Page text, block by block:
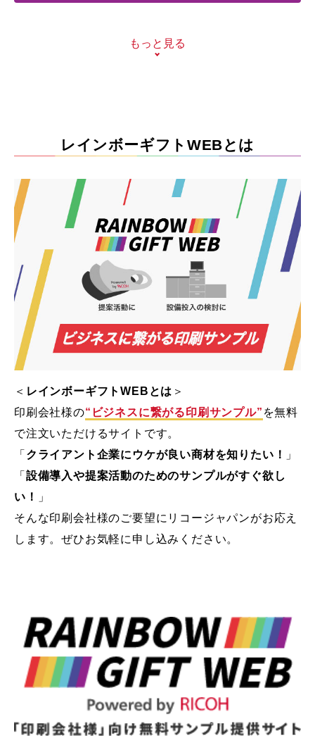
もっと見る
レインボーギフトWEBとは
＜ レインボーギフトWEBとは ＞
印刷会社様の“ビジネスに繋がる印刷サンプル” を無料
で注文いただけるサイトです。
「 クライアント企業にウケが良い商材を知りたい！
」
「 設備導入や提案活動のためのサンプルがすぐ欲し
い！
」
そんな印刷会社様のご要望にリコージャパンがお応え
します。ぜひお気軽に申し込みください。